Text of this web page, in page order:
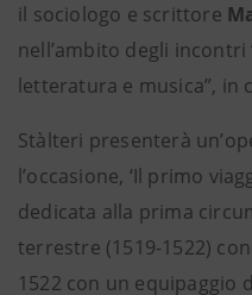
il sociologo e scrittore
nell’ambito degli incontri
letteratura e musica”, in
Stàlteri presenterà
l’occasione, ‘Il primo
dedicata alla prima
terrestre (1519-1522)
1522 con un equipaggio